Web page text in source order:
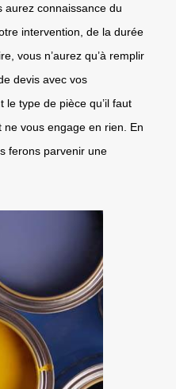
aurez connaissance du
intervention, de la durée
vous n’aurez qu’à remplir
devis avec vos
type de pièce qu’il faut
vous engage en rien. En
ferons parvenir une